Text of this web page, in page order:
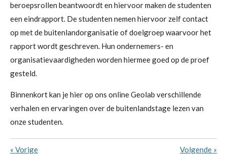
beroepsrollen beantwoordt en hiervoor maken de studenten
een eindrapport. De studenten nemen hiervoor zelf contact
op met de buitenlandorganisatie of doelgroep waarvoor het
rapport wordt geschreven. Hun ondernemers- en
organisatievaardigheden worden hiermee goed op de proef
gesteld.
Binnenkort kan je hier op ons online Geolab verschillende
verhalen en ervaringen over de buitenlandstage lezen van
onze studenten.
« Vorige Volgende »